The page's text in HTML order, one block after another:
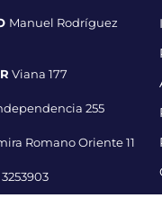
Manuel Rodríguez
Viana 177
255
Romano Oriente 11
3253903